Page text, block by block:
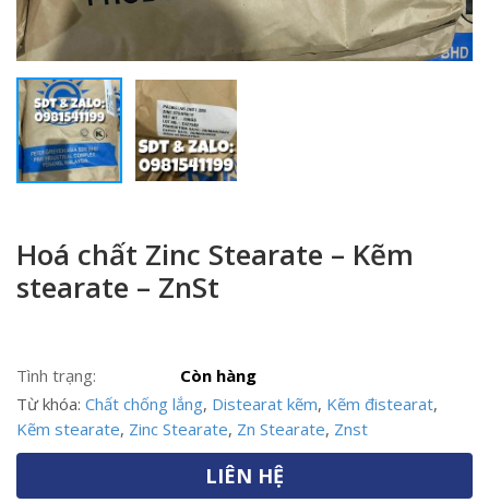
Hoá chất Zinc Stearate – Kẽm
stearate – ZnSt
Tình trạng:
Còn hàng
Từ khóa: Chất chống lắng, Distearat kẽm, Kẽm đistearat,
Kẽm stearate, Zinc Stearate, Zn Stearate, Znst
LIÊN HỆ